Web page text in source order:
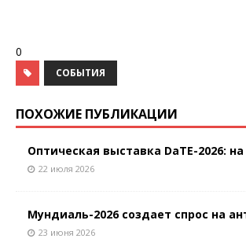
0
СОБЫТИЯ
ПОХОЖИЕ ПУБЛИКАЦИИ
Оптическая выставка DaTE-2026: на
22 июля 2026
Мундиаль-2026 создает спрос на
23 июня 2026